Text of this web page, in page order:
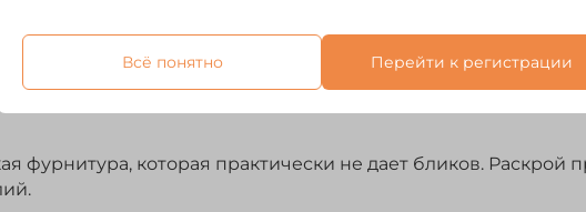
кожи. Секция комбинированная под патроны
снаряженные в гильзы длиной от 70 мм. до 89 мм.
фурнитура, которая практически не дает бликов.
Всё понятно Перейти к регистрации